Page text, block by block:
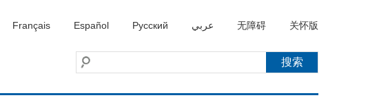
Français Español Русский عربي 无障碍 关怀版